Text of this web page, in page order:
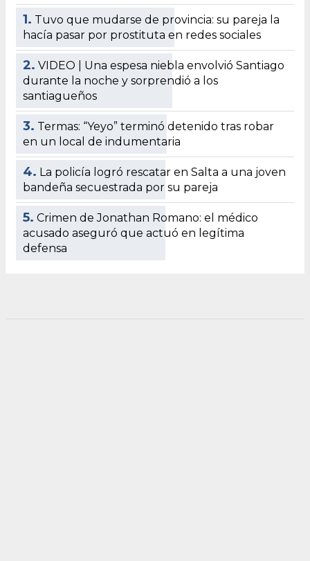
1. Tuvo que mudarse de provincia: su pareja la
hacía pasar por prostituta en redes sociales
2. VIDEO | Una espesa niebla envolvió Santiago
durante la noche y sorprendió a los
santiagueños
3. Termas: “Yeyo” terminó detenido tras robar
en un local de indumentaria
4. La policía logró rescatar en Salta a una joven
bandeña secuestrada por su pareja
5. Crimen de Jonathan Romano: el médico
acusado aseguró que actuó en legítima
defensa